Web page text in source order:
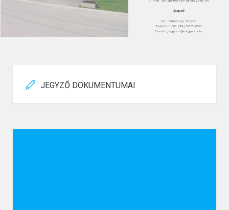
Jegyző
Dr. Tarnóczy Tünde
Telefon: 06 (33) 507-920
E-mail: jegyzo@nagysap.hu
JEGYZŐ DOKUMENTUMAI